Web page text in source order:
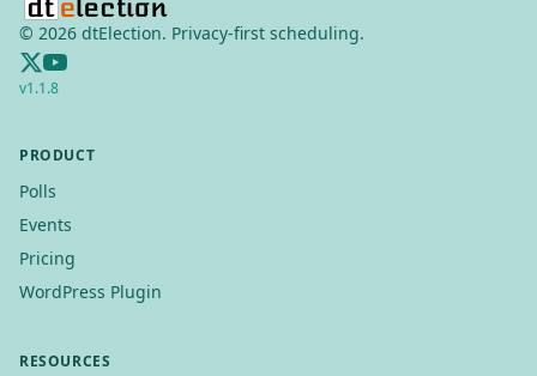
© 2026 dtElection. Privacy-first scheduling.
v1.1.8
PRODUCT
Polls
Events
Pricing
WordPress Plugin
RESOURCES